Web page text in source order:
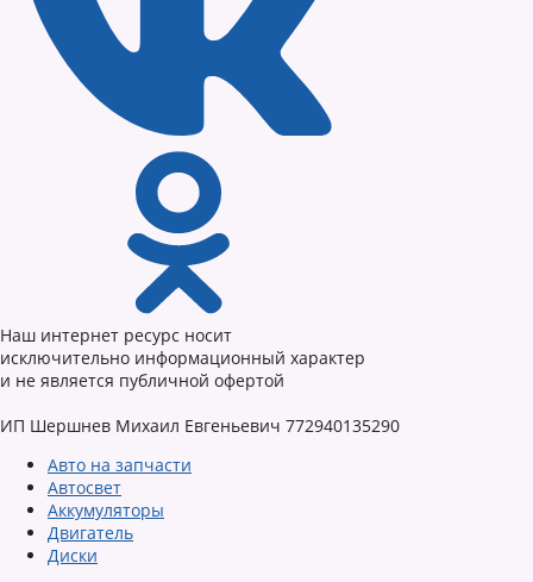
Наш интернет ресурс носит
исключительно информационный характер
и не является публичной офертой
ИП Шершнев Михаил Евгеньевич 772940135290
Авто на запчасти
Автосвет
Аккумуляторы
Двигатель
Диски